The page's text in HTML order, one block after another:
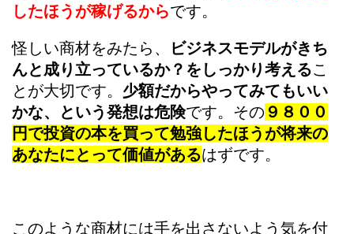
したほうが稼げるからです。
怪しい商材をみたら、
ビジネスモデルがきち
んと成り立っているか？をしっかり考えるこ
とが大切です。 少額だからやってみてもいい
かな、という発想は危険です。その ９８００
円で投資の本を買って勉強したほうが将来の
あなたにとって価値があるはずです。
このような商材には手を出さないよう気を付